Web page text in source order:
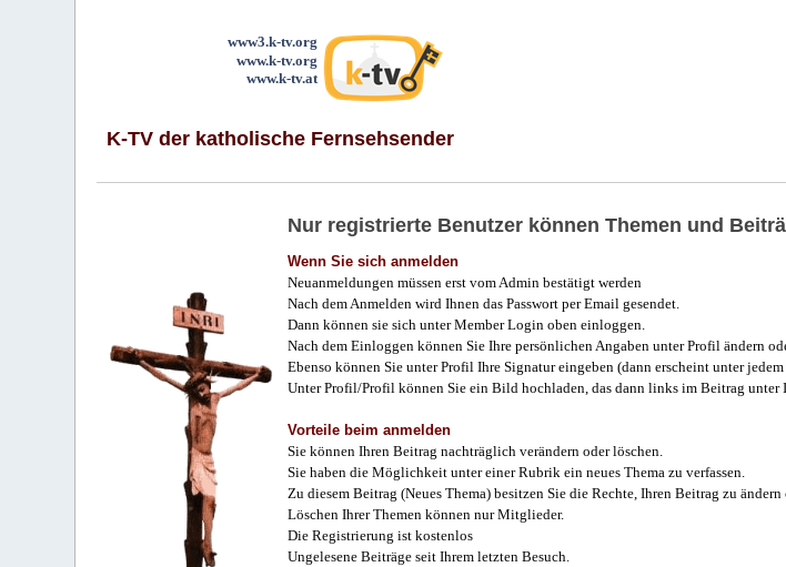
www3.k-tv.org
www.k-tv.org
www.k-tv.at
K-TV der katholische Fernsehsender
Nur registrierte Benutzer können Themen und
Wenn Sie sich anmelden
Neuanmeldungen müssen erst vom Admin bestätigt werden
Nach dem Anmelden wird Ihnen das Passwort per Email gesendet.
Dann können sie sich unter Member Login oben einloggen.
Nach dem Einloggen können Sie Ihre persönlichen Angaben unter Profil ändern
Ebenso können Sie unter Profil Ihre Signatur eingeben (dann erscheint unter
Unter Profil/Profil können Sie ein Bild hochladen, das dann links im Beitrag unter
Vorteile beim anmelden
Sie können Ihren Beitrag nachträglich verändern oder löschen.
Sie haben die Möglichkeit unter einer Rubrik ein neues Thema zu verfassen.
Zu diesem Beitrag (Neues Thema) besitzen Sie die Rechte, Ihren Beitrag zu ändern
Löschen Ihrer Themen können nur Mitglieder.
Die Registrierung ist kostenlos
Ungelesene Beiträge seit Ihrem letzten Besuch.